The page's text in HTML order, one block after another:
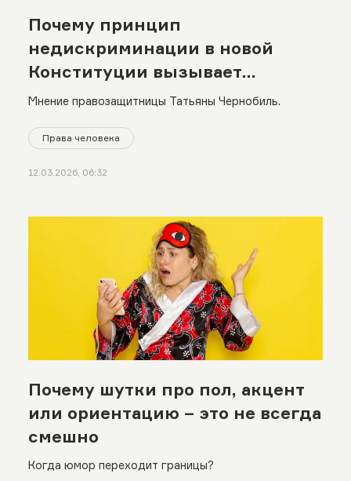
Почему принцип
недискриминации в новой
Конституции вызывает
вопросы
Мнение правозащитницы Татьяны Чернобиль.
Права человека
12.03.2026, 06:32
Почему шутки про пол, акцент
или ориентацию – это не всегда
смешно
Когда юмор переходит границы?